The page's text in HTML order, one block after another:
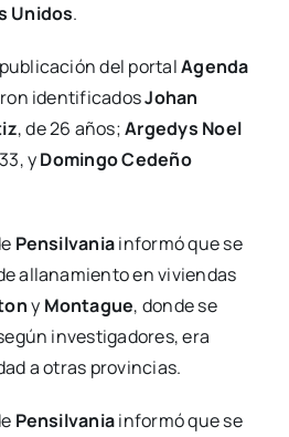
Unidos.
del portalAgenda
identificadosJohan
, de 26 años;Argedys Noel
yDomingo Cedeño
Pensilvaniainformó que se
allanamiento en viviendas
y Montague, donde se
investigadores, era
a otras provincias.
Pensilvaniainformó que se